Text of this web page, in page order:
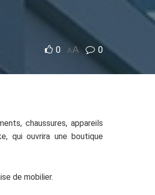
0 AA 0
chaussures, appareils
qui ouvrira une boutique
de mobilier.